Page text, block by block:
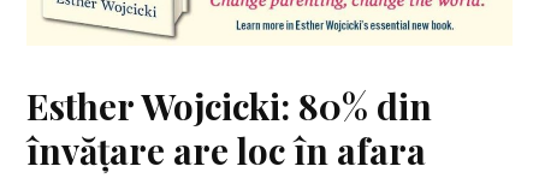
Esther Wojcicki: 80% din
învățare are loc în afara